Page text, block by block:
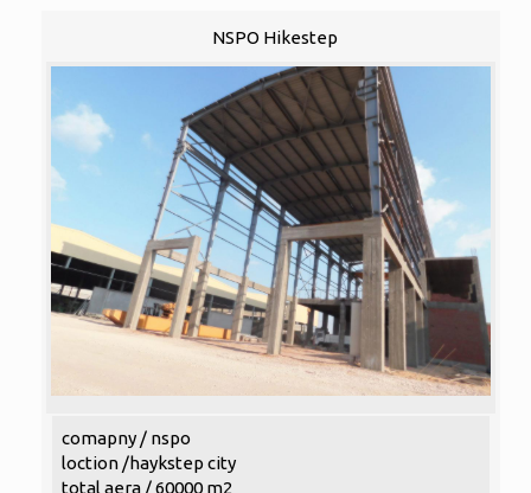
NSPO Hikestep
comapny / nspo
loction /haykstep city
total aera / 60000 m2